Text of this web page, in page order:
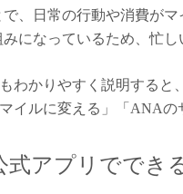
で、日常の行動や消費が
みになっているため、忙
わかりやすく説明すると
イルに変える」「ANAの
式アプリででき